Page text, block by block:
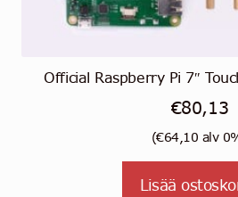
Official Raspberry Pi 7″
€80,13
(€64,10 alv
Lisää